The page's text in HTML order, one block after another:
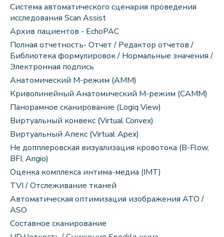
Система автоматического сценария проведения
исследования Scan Assist
Архив пациентов - EchoPAC
Полная отчетность- Отчет / Редактор отчетов /
Библиотека формулировок / Нормальные значения /
Электронная подпись
Анатомический М-режим (АММ)
Криволинейный Анатомический М-режим (CAMM)
Панорамное сканирование (Logiq View)
Виртуальный конвекс (Virtual Convex)
Виртуальный Апекс (Virtual Apex)
Не допплеровская визуализация кровотока (B-Flow,
BFI, Angio)
Оценка комплекса интима-медиа (IMT)
TVI / Отслеживание тканей
Автоматическая оптимизация изображения ATO /
ASO
Составное сканирование